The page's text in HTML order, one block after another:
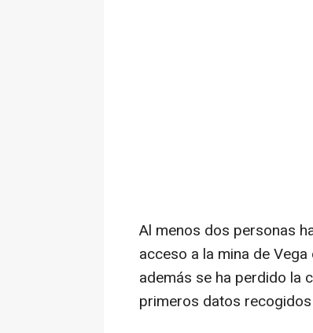
Al menos dos personas
acceso a la mina de
además se ha perdido la
primeros datos